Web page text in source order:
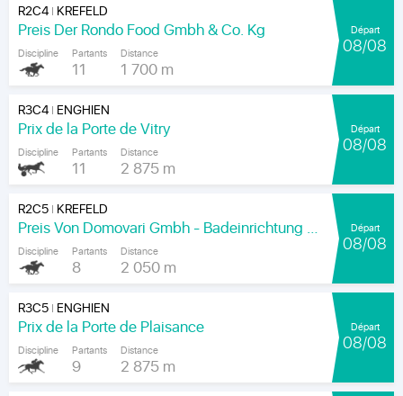
R2C4| KREFELD
Preis Der Rondo Food Gmbh & Co. Kg
Discipline Partants
11
Distance
1 700 m
Départ
08/08
R3C4| ENGHIEN
Prix de la Porte de Vitry
Discipline Partants
11
Distance
2 875 m
Départ
08/08
R2C5| KREFELD
Preis Von Domovari Gmbh - Badeinrichtung Auf Mass
Discipline Partants
8
Distance
2 050 m
Départ
08/08
R3C5| ENGHIEN
Prix de la Porte de Plaisance
Discipline Partants
9
Distance
2 875 m
Départ
08/08